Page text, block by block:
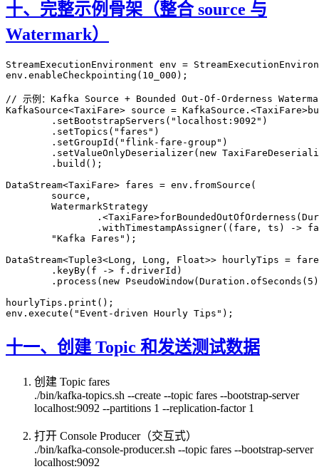
十、完整示例骨架（整合 source 与
Watermark）
StreamExecutionEnvironment env =
env . enableCheckpointing ( 10_000 );
// 示例：Kafka Source + Bounded Out-Of-Orderness
KafkaSource<TaxiFare> source = KafkaSource . <TaxiFare>
        .
setBootstrapServers ( "localhost:9092" )
        .
setTopics ( "fares" )
        .
setGroupId ( "flink-fare-group" )
        .
setValueOnlyDeserializer( new
        .
build ();
DataStream<TaxiFare> fares = env . fromSource (
        source,
        WatermarkStrategy
                .
<TaxiFare>forBoundedOutOfOrderness (
                .
withTimestampAssigner((fare, ts) ->
        "Kafka Fares"
);
DataStream<Tuple3<Long , Long , Float>> hourlyTips =
        .
keyBy(f -> f . driverId )
        .
process ( new PseudoWindow( Duration . ofSeconds ( 5
hourlyTips . print ();
env . execute ( "Event-driven Hourly Tips" );
十一、创建 Topic 和发送测试数据
创建 Topic fares
./bin/kafka-topics.sh --create --topic fares --bootstrap-server
localhost:9092 --partitions 1 --replication-factor 1
打开 Console Producer（交互式）
./bin/kafka-console-producer.sh --topic fares --bootstrap-server
localhost:9092